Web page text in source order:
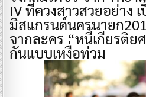
IV ที่ควงสาวสวยอย่าง
มิสแกรนด์นครนายก
จากละคร “หนี้เกียรติย
กันแบบเหงื่อท่วม